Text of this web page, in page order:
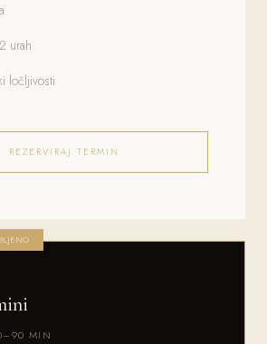
urah
ločljivosti
REZERVIRAJ TERMIN
MIN